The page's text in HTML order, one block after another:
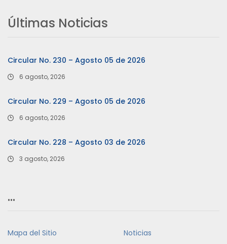
Últimas Noticias
Circular No. 230 – Agosto 05 de 2026
6 agosto, 2026
Circular No. 229 – Agosto 05 de 2026
6 agosto, 2026
Circular No. 228 – Agosto 03 de 2026
3 agosto, 2026
…
Mapa del Sitio Noticias